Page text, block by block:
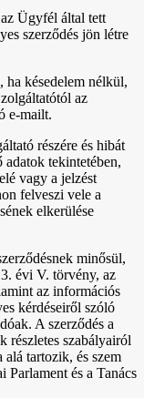
Ügyfél által tett
szerződés jön létre
késedelem nélkül,
az
e-mailt.
részére és hibát
adatok tekintetében,
vagy a jelzést
felveszi vele a
elkerülése
minősül,
évi V. törvény, az
az információs
kérdéseiről szóló
A szerződés a
részletes szabályairól
tartozik, és szem
és a Tanács